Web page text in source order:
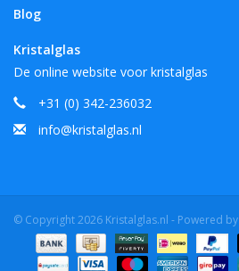
Blog
Kristalglas
De online website voor kristalglas
+31 (0) 342-236032
info@kristalglas.nl
© Copyright 2026 Kristalglas.nl - Powered by